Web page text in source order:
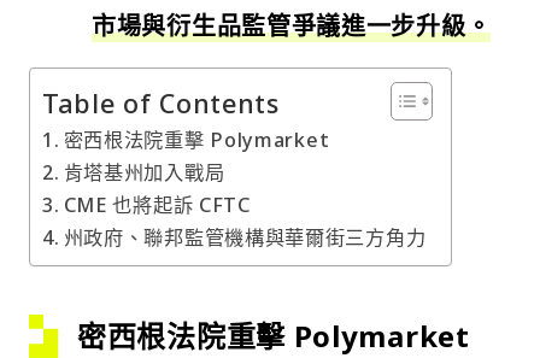
市場與衍生品監管爭議進一步升級。
Table of Contents
密西根法院重擊 Polymarket
肯塔基州加入戰局
CME 也將起訴 CFTC
州政府、聯邦監管機構與華爾街三方角力
密西根法院重擊 Polymarket